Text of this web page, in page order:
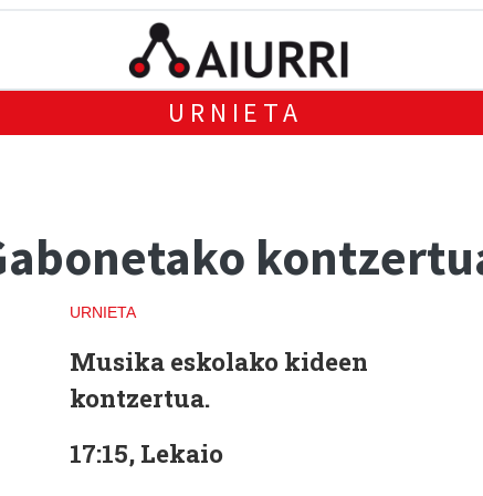
URNIETA
URNIETA
Musika eskolako kideen
kontzertua.
17:15, Lekaio